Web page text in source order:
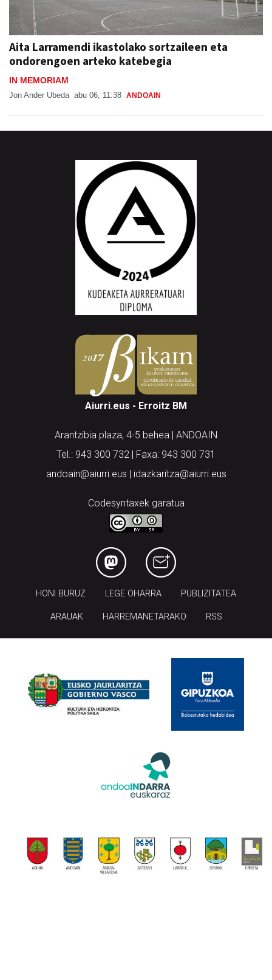
Aita Larramendi ikastolako sortzaileen eta
ondorengoen arteko katebegia
IN MEMORIAM
Jon Ander Ubeda abu 06, 11:38 ANDOAIN
Aiurri.eus - Erroitz BM
Arantzibia plaza, 4-5 behea | ANDOAIN
Tel.: 943 300 732 | Faxa: 943 300 731
andoain@aiurri.eus | idazkaritza@aiurri.eus
Codesyntaxek garatua
HONI BURUZ LEGE OHARRA PUBLIZITATEA
ARAUAK HARREMANETARAKO RSS